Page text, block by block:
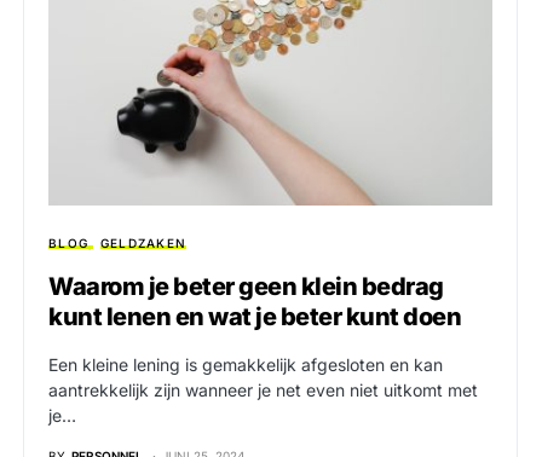
BLOG GELDZAKEN
Waarom je beter geen klein bedrag
kunt lenen en wat je beter kunt doen
Een kleine lening is gemakkelijk afgesloten en kan
aantrekkelijk zijn wanneer je net even niet uitkomt met
je…